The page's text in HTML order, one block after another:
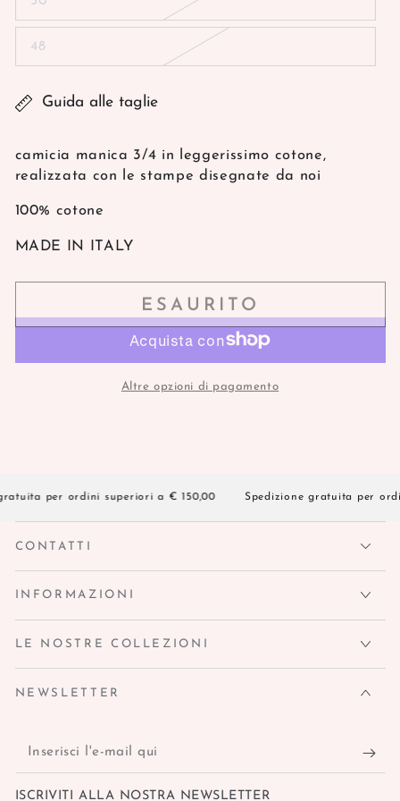
Variante
esaurita
non
48
Variante
esaurita
non
disponibile
Guida alle taglie
camicia manica 3/4 in leggerissimo cotone,
realizzata con le stampe disegnate da noi
100% cotone
MADE IN ITALY
ESAURITO
Altre opzioni di pagamento
per ordini superiori a € 150,00 Spedizione gratuita per
CONTATTI
INFORMAZIONI
LE NOSTRE COLLEZIONI
NEWSLETTER
Inserisci
l'e-
ISCRIVITI ALLA NOSTRA NEWSLETTER